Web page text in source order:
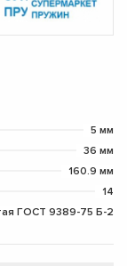
5 мм
36 мм
160.9 мм
14
ГОСТ 9389-75 Б-2